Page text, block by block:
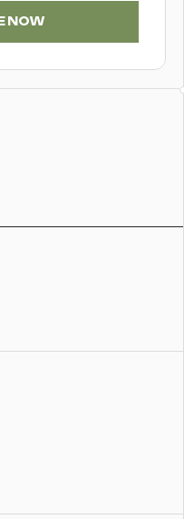
NOW